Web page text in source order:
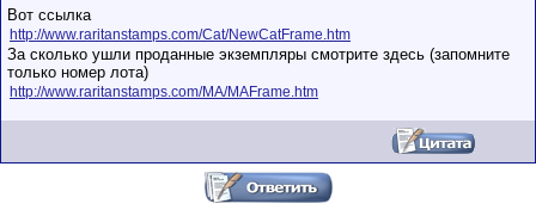
Вот ссылка
http://www.raritanstamps.com/Cat/NewCatFrame.htm
За сколько ушли проданные экземпляры смотрите здесь (запомните
только номер лота)
http://www.raritanstamps.com/MA/MAFrame.htm